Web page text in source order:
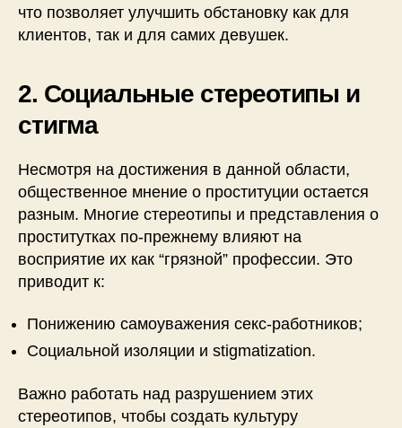
что позволяет улучшить обстановку как для
клиентов, так и для самих девушек.
2. Социальные стереотипы и
стигма
Несмотря на достижения в данной области,
общественное мнение о проституции остается
разным. Многие стереотипы и представления о
проститутках по-прежнему влияют на
восприятие их как “грязной” профессии. Это
приводит к:
Понижению самоуважения секс-работников;
Социальной изоляции и stigmatization.
Важно работать над разрушением этих
стереотипов, чтобы создать культуру